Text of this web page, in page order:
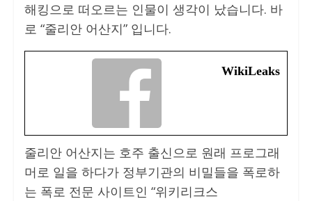
해킹으로 떠오르는 인물이 생각이 났습니다. 바
로 “줄리안 어산지” 입니다.
WikiLeaks
줄리안 어산지는 호주 출신으로 원래 프로그래
머로 일을 하다가 정부기관의 비밀들을 폭로하
는 폭로 전문 사이트인 “위키리크스